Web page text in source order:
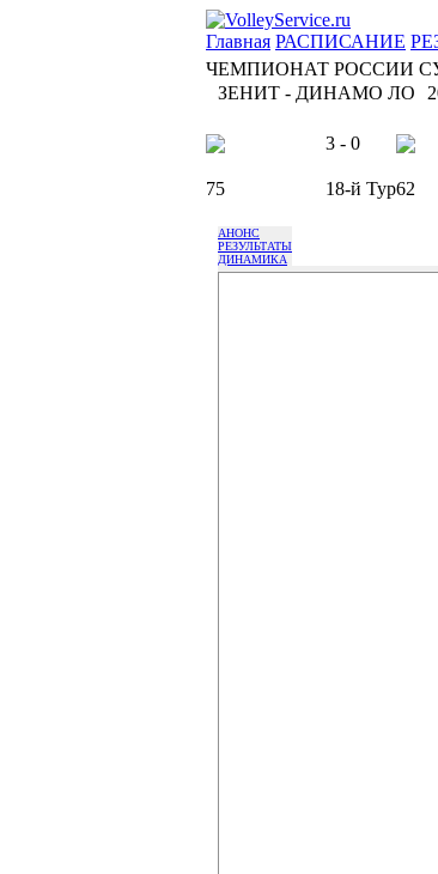
Главная РАСПИСАНИЕ
ЧЕМПИОНАТ РОССИИ
ЗЕНИТ - ДИНАМО ЛО
3 - 0
75 18-й Тур62
АНОНС
РЕЗУЛЬТАТЫ
ДИНАМИКА